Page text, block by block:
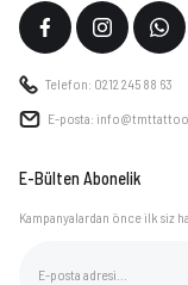
Telefon: 0212 245 88 63
E-posta:
E-Bülten Abonelik
Kampanyalardan önce ilk siz